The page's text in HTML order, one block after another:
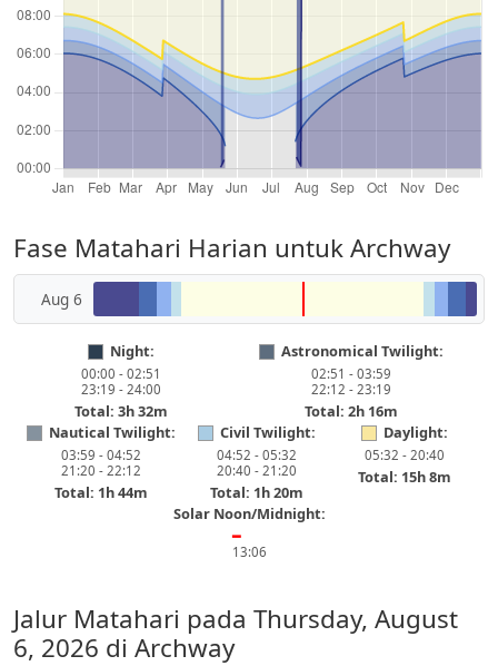
Fase Matahari Harian untuk Archway
Aug 6
Night:
00:00 - 02:51
23:19 - 24:00
Total: 3h 32m
Astronomical Twilight:
02:51 - 03:59
22:12 - 23:19
Total: 2h 16m
Nautical Twilight:
03:59 - 04:52
21:20 - 22:12
Total: 1h 44m
Civil Twilight:
04:52 - 05:32
20:40 - 21:20
Total: 1h 20m
Daylight:
05:32 - 20:40
Total: 15h 8m
Solar Noon/Midnight:
━
13:06
Jalur Matahari pada Thursday, August
6, 2026 di Archway